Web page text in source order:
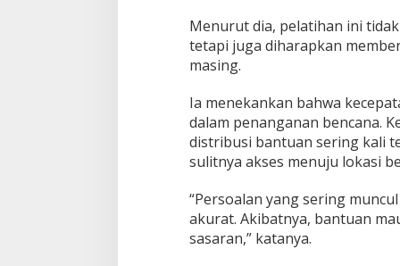
e
n
c
a
h
i
n
g
a
T
Menurut dia, pelatihan ini
tetapi juga diharapkan
masing.
Ia menekankan bahwa
dalam penanganan bencana.
distribusi bantuan sering kali
sulitnya akses menuju lokasi
“Persoalan yang sering
akurat. Akibatnya, bantuan
sasaran,” katanya.